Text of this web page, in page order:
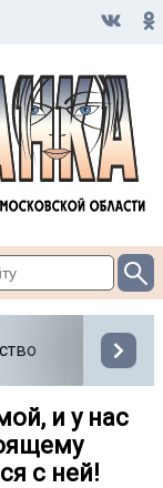
Власть
и у нас
с ней!